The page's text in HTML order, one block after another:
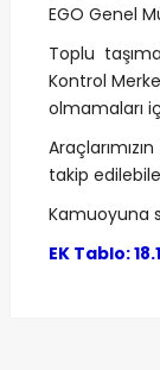
EGO Genel
Toplu
Kontrol
olmamaları
takip
Kamuoyuna
EK Tablo: